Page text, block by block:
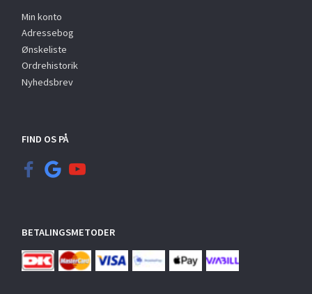
Min konto
Adressebog
Ønskeliste
Ordrehistorik
Nyhedsbrev
FIND OS PÅ
BETALINGSMETODER